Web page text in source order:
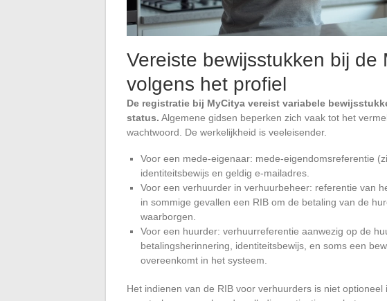
Vereiste bewijsstukken bij de
volgens het profiel
De registratie bij MyCitya vereist variabele
status. Algemene gidsen beperken zich vaak tot het
wachtwoord. De werkelijkheid is veeleisender.
Voor een mede-eigenaar: mede-eigendomsreferentie
identiteitsbewijs en geldig e-mailadres.
Voor een verhuurder in verhuurbeheer: referentie van
in sommige gevallen een RIB om de betaling van de
waarborgen.
Voor een huurder: verhuurreferentie aanwezig op de
betalingsherinnering, identiteitsbewijs, en soms een
overeenkomt in het systeem.
Het indienen van de RIB voor verhuurders is niet